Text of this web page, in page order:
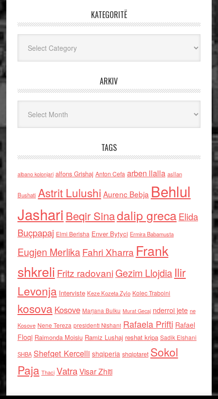
KATEGORITË
ARKIV
TAGS
albano kolonjari alfons Grishaj Anton Cefa arben llalla asllan
Bushati Astrit Lulushi Aurenc Bebja Behlul
Jashari Beqir Sinadalip grecaElida
Buçpapaj Elmi Berisha Enver Bytyci Ermira Babamusta
Eugjen MerlikaFahri Xharra Frank
shkreli Fritz radovaniGezim Llojdia Ilir
Levonja Interviste Keze Kozeta Zylo Kolec Traboini
kosova Kosove Marjana Bulku Murat Gecaj nderroi jete ne
Kosove Nene Tereza presidenti Nishani Rafaela Prifti Rafael
Floqi Raimonda Moisiu Ramiz Lushaj reshat kripa Sadik Elshani
SHBA Shefqet Kercelli shqiperia shqiptaret Sokol
Paja Thaci VatraVisar Zhiti